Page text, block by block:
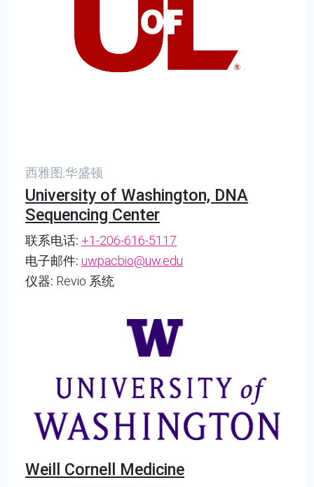
西雅图,华盛顿
University of Washington, DNA
Sequencing Center
联系电话: +1-206-616-5117
电子邮件: uwpacbio@uw.edu
仪器: Revio 系统
Weill Cornell Medicine